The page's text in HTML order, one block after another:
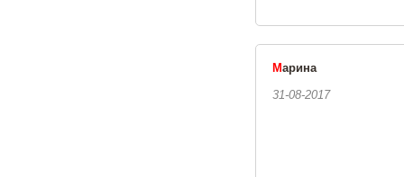
Марина
31-08-2017